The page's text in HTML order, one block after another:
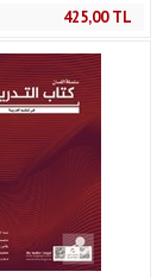
425,00TL